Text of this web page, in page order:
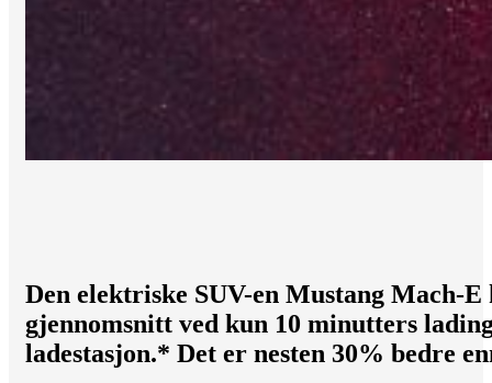
Den elektriske SUV-en Mustang Mach-
gjennomsnitt ved kun 10 minutters
ladestasjon.* Det er nesten 30% bedre